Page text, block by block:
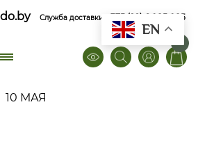
Служба доставки +375 (29) 6 085 085
0
10 МАЯ
EN